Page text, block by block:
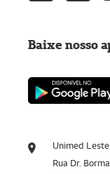
Unimed
Rua Dr.
Baixe nosso